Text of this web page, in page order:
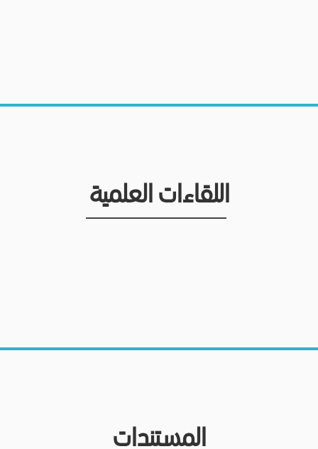
اللقاءات العلمية
المستندات